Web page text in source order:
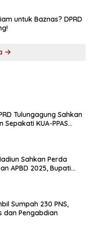
untuk Baznas? DPRD
Tulungagung Sahkan
KUA-PPAS
Sahkan Perda
APBD 2025, Bupati
Sumpah 230 PNS,
dan Pengabdian